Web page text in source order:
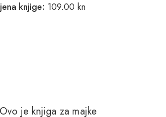
knjige: 109.00 kn
je knjiga za majke